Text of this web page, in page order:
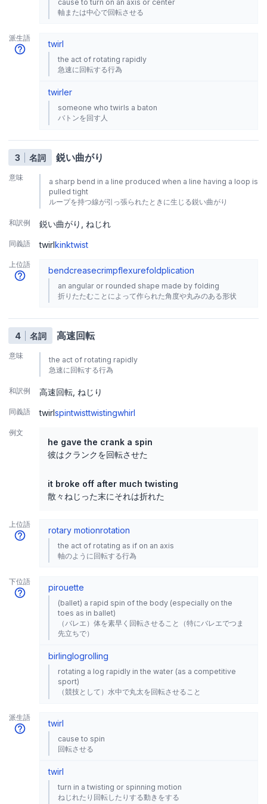
cause to turn on an axis or center
軸または中心で回転させる
派生語
twirl
the act of rotating rapidly
急速に回転する行為
twirler
someone who twirls a baton
バトンを回す人
3 名詞 鋭い曲がり
意味
a sharp bend in a line produced when a line having a loop is
pulled tight
ループを持つ線が引っ張られたときに生じる鋭い曲がり
和訳例 鋭い曲がり ねじれ
同義語 twirlkinktwist
上位語
bendcreasecrimpflexurefoldplication
an angular or rounded shape made by folding
折りたたむことによって作られた角度や丸みのある形状
4 名詞 高速回転
意味
the act of rotating rapidly
急速に回転する行為
和訳例 高速回転 ねじり
同義語 twirlspintwisttwistingwhirl
例文
he gave the crank a spin
彼はクランクを回転させた
it broke off after much twisting
散々ねじった末にそれは折れた
上位語
rotary motionrotation
the act of rotating as if on an axis
軸のように回転する行為
下位語
pirouette
(ballet) a rapid spin of the body (especially on the
toes as in ballet)
（バレエ）体を素早く回転させること（特にバレエでつま
先立ちで）
birlinglogrolling
rotating a log rapidly in the water (as a competitive
sport)
（競技として）水中で丸太を回転させること
派生語
twirl
cause to spin
回転させる
twirl
turn in a twisting or spinning motion
ねじれたり回転したりする動きをする